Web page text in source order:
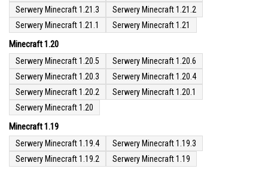
Serwery Minecraft 1.21.3
Serwery Minecraft 1.21.2
Serwery Minecraft 1.21.1
Serwery Minecraft 1.21
Minecraft 1.20
Serwery Minecraft 1.20.5
Serwery Minecraft 1.20.6
Serwery Minecraft 1.20.3
Serwery Minecraft 1.20.4
Serwery Minecraft 1.20.2
Serwery Minecraft 1.20.1
Serwery Minecraft 1.20
Minecraft 1.19
Serwery Minecraft 1.19.4
Serwery Minecraft 1.19.3
Serwery Minecraft 1.19.2
Serwery Minecraft 1.19